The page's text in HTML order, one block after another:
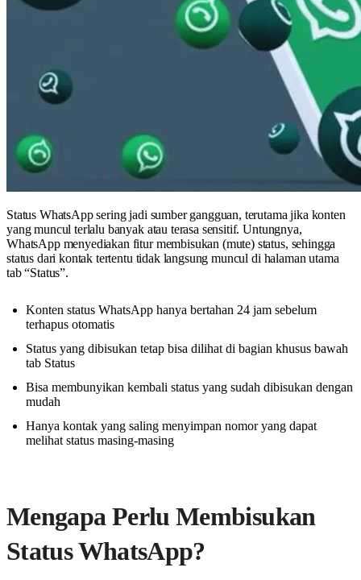
Status WhatsApp sering jadi sumber gangguan, terutama jika konten
yang muncul terlalu banyak atau terasa sensitif. Untungnya,
WhatsApp menyediakan fitur membisukan (mute) status, sehingga
status dari kontak tertentu tidak langsung muncul di halaman utama
tab “Status”.
Konten status WhatsApp hanya bertahan 24 jam sebelum
terhapus otomatis
Status yang dibisukan tetap bisa dilihat di bagian khusus bawah
tab Status
Bisa membunyikan kembali status yang sudah dibisukan dengan
mudah
Hanya kontak yang saling menyimpan nomor yang dapat
melihat status masing-masing
Mengapa Perlu Membisukan
Status WhatsApp?